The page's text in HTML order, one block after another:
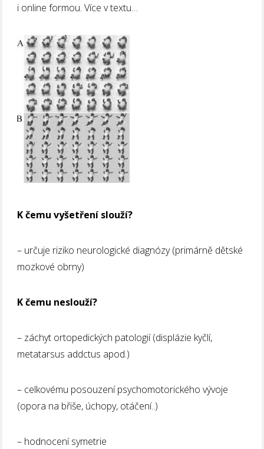
i online formou. Více v textu…
K čemu vyšetření slouží?
– určuje riziko neurologické diagnózy (primárně dětské
mozkové obrny)
K čemu neslouží?
– záchyt ortopedických patologií (displázie kyčlí,
metatarsus addctus apod.)
– celkovému posouzení psychomotorického vývoje
(opora na břiše, úchopy, otáčení..)
– hodnocení symetrie